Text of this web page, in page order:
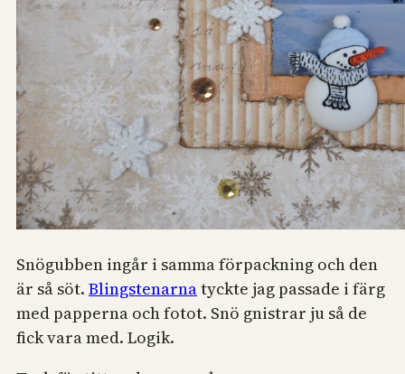
Snögubben ingår i samma förpackning och den
är så söt. Blingstenarnatyckte jag passade i färg
med papperna och fotot. Snö gnistrar ju så de
fick vara med. Logik.